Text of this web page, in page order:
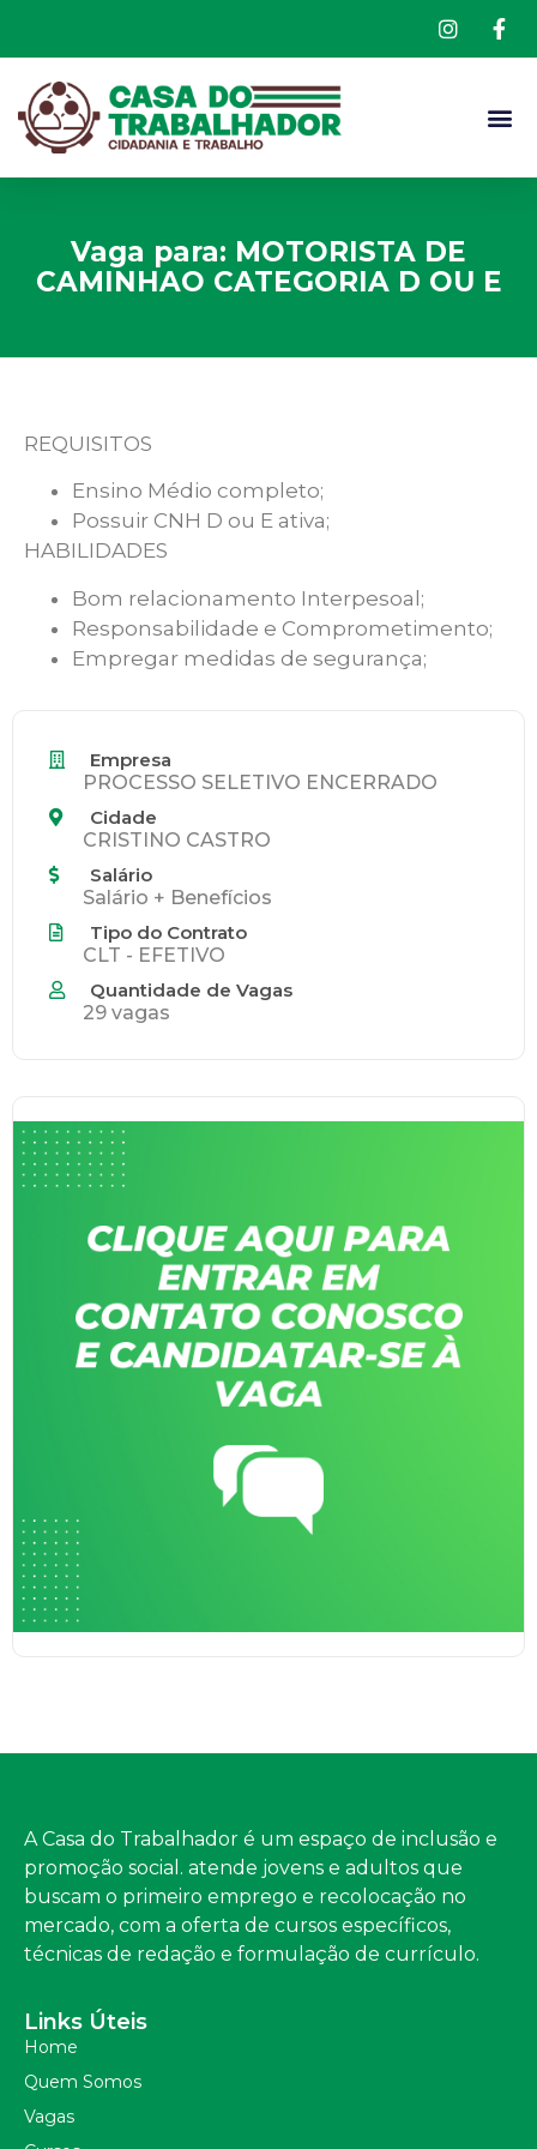
Vaga para: MOTORISTA DE
CAMINHAO CATEGORIA D OU E
REQUISITOS
Ensino Médio completo;
Possuir CNH D ou E ativa;
HABILIDADES
Bom relacionamento Interpesoal;
Responsabilidade e Comprometimento;
Empregar medidas de segurança;
Empresa
PROCESSO SELETIVO ENCERRADO
Cidade
CRISTINO CASTRO
Salário
Salário + Benefícios
Tipo do Contrato
CLT - EFETIVO
Quantidade de Vagas
29 vagas
A Casa do Trabalhador é um espaço de inclusão e
promoção social. atende jovens e adultos que
buscam o primeiro emprego e recolocação no
mercado, com a oferta de cursos específicos,
técnicas de redação e formulação de currículo.
Links Úteis
Home
Quem Somos
Vagas